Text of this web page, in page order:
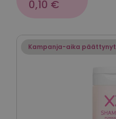
0,10 €
Kampanja-aika päättynyt